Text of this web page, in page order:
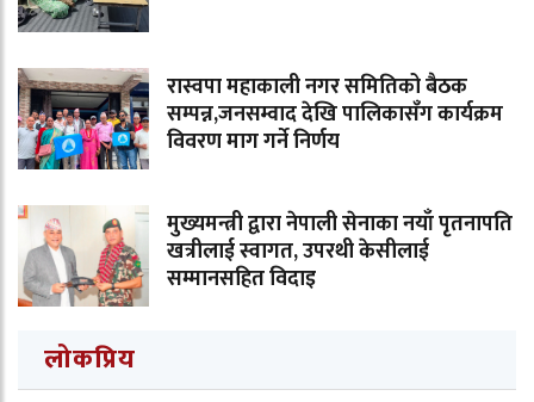
रास्वपा महाकाली नगर समितिको बैठक
सम्पन्न,जनसम्वाद देखि पालिकासँग कार्यक्रम
विवरण माग गर्ने निर्णय
मुख्यमन्त्री द्वारा नेपाली सेनाका नयाँ पृतनापति
खत्रीलाई स्वागत, उपरथी केसीलाई
सम्मानसहित विदाइ
लोकप्रिय